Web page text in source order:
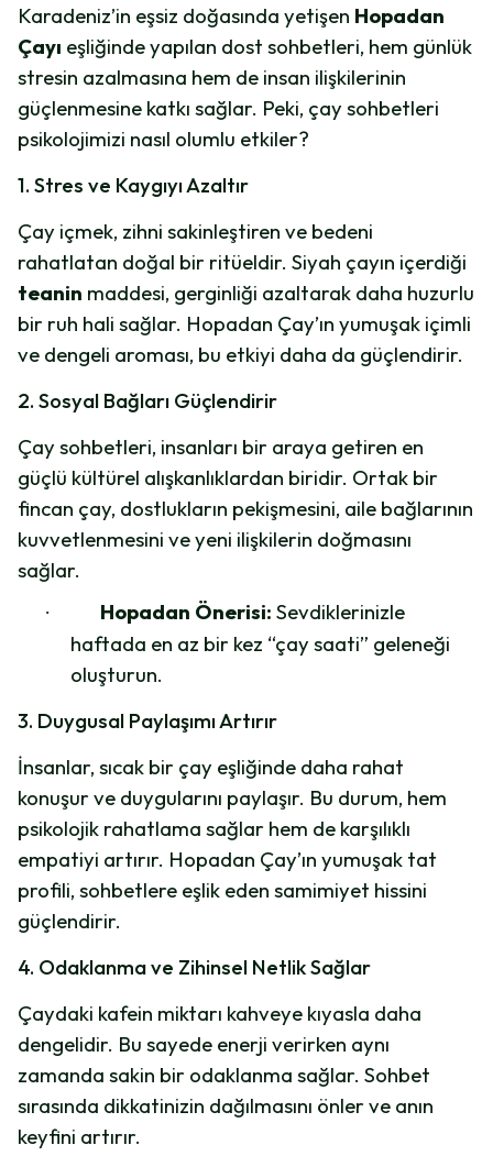
Karadeniz’in eşsiz doğasında yetişen Hopadan
Çayı eşliğinde yapılan dost sohbetleri, hem günlük
stresin azalmasına hem de insan ilişkilerinin
güçlenmesine katkı sağlar. Peki, çay sohbetleri
psikolojimizi nasıl olumlu etkiler?
1. Stres ve Kaygıyı Azaltır
Çay içmek, zihni sakinleştiren ve bedeni
rahatlatan doğal bir ritüeldir. Siyah çayın içerdiği
teanin maddesi, gerginliği azaltarak daha huzurlu
bir ruh hali sağlar. Hopadan Çay’ın yumuşak içimli
ve dengeli aroması, bu etkiyi daha da güçlendirir.
2. Sosyal Bağları Güçlendirir
Çay sohbetleri, insanları bir araya getiren en
güçlü kültürel alışkanlıklardan biridir. Ortak bir
fincan çay, dostlukların pekişmesini, aile bağlarının
kuvvetlenmesini ve yeni ilişkilerin doğmasını
sağlar.
· Hopadan Önerisi: Sevdiklerinizle
haftada en az bir kez “çay saati” geleneği
oluşturun.
3. Duygusal Paylaşımı Artırır
İnsanlar, sıcak bir çay eşliğinde daha rahat
konuşur ve duygularını paylaşır. Bu durum, hem
psikolojik rahatlama sağlar hem de karşılıklı
empatiyi artırır. Hopadan Çay’ın yumuşak tat
profili, sohbetlere eşlik eden samimiyet hissini
güçlendirir.
4. Odaklanma ve Zihinsel Netlik Sağlar
Çaydaki kafein miktarı kahveye kıyasla daha
dengelidir. Bu sayede enerji verirken aynı
zamanda sakin bir odaklanma sağlar. Sohbet
sırasında dikkatinizin dağılmasını önler ve anın
keyfini artırır.